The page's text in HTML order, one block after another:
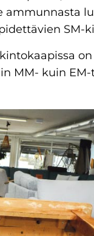
ammunnasta
SM-
on
MM- kuin EM-